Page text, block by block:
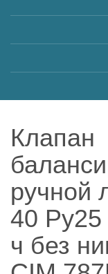
Клапан
ручной
40
ч без